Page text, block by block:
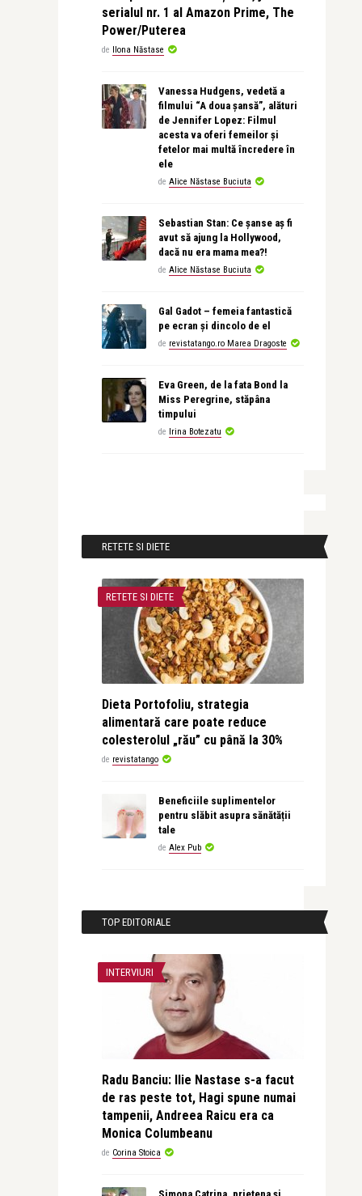
serialul nr. 1 al Amazon Prime, The
Power/Puterea
de Ilona Năstase
Vanessa Hudgens, vedetă a
filmului “A doua șansă”, alături
de Jennifer Lopez: Filmul
acesta va oferi femeilor și
fetelor mai multă încredere în
ele
de Alice Năstase Buciuta
Sebastian Stan: Ce șanse aș fi
avut să ajung la Hollywood,
dacă nu era mama mea?!
de Alice Năstase Buciuta
Gal Gadot – femeia fantastică
pe ecran și dincolo de el
de revistatango.ro Marea Dragoste
Eva Green, de la fata Bond la
Miss Peregrine, stăpâna
timpului
de Irina Botezatu
RETETE SI DIETE
RETETE SI DIETE
Dieta Portofoliu, strategia
alimentară care poate reduce
colesterolul „rău” cu până la 30%
de revistatango
Beneficiile suplimentelor
pentru slăbit asupra sănătății
tale
de Alex Pub
TOP EDITORIALE
INTERVIURI
Radu Banciu: Ilie Nastase s-a facut
de ras peste tot, Hagi spune numai
tampenii, Andreea Raicu era ca
Monica Columbeanu
de Corina Stoica